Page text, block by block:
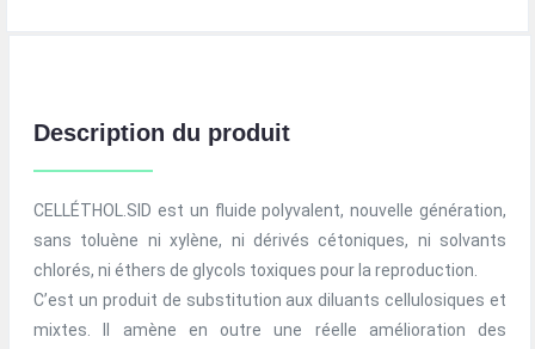
Description du produit
CELLÉTHOL.SID est un fluide polyvalent, nouvelle génération,
sans toluène ni xylène, ni dérivés cétoniques, ni solvants
chlorés, ni éthers de glycols toxiques pour la reproduction.
C’est un produit de substitution aux diluants cellulosiques et
mixtes. Il amène en outre une réelle amélioration des